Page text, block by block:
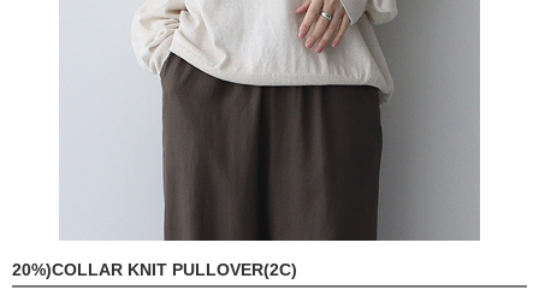
20%)COLLAR KNIT PULLOVER(2C)